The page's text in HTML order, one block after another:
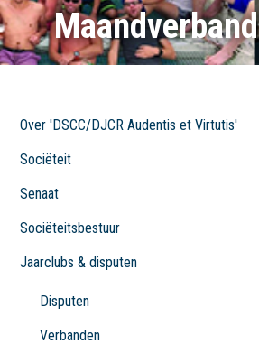
Maandverband
Over 'DSCC/DJCR Audentis et Virtutis'
Sociëteit
Senaat
Sociëteitsbestuur
Jaarclubs & disputen
Disputen
Verbanden